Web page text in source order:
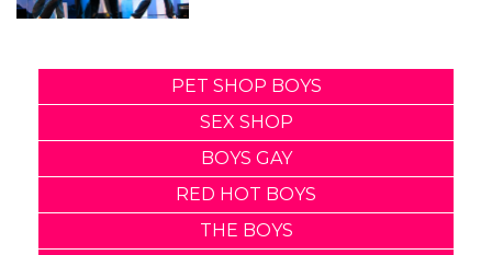
PET SHOP BOYS
SEX SHOP
BOYS GAY
RED HOT BOYS
THE BOYS